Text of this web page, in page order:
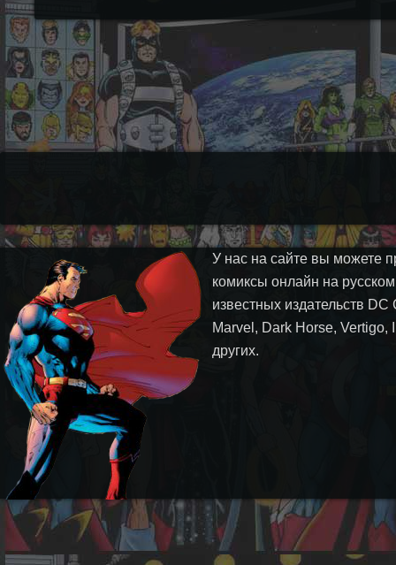
У нас на сайте вы можете
комиксы онлайн на
известных издательств DC
Marvel, Dark Horse, Vertigo,
других.